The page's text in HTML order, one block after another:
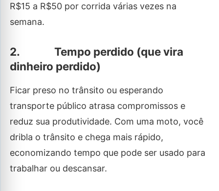
R$15 a R$50 por corrida várias vezes na
semana.
2. Tempo perdido (que vira
dinheiro perdido)
Ficar preso no trânsito ou esperando
transporte público atrasa compromissos e
reduz sua produtividade. Com uma moto, você
dribla o trânsito e chega mais rápido,
economizando tempo que pode ser usado para
trabalhar ou descansar.